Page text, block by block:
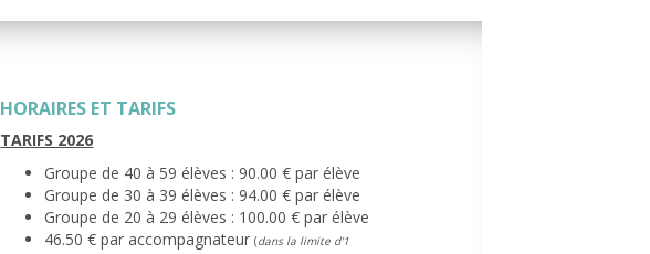
HORAIRES ET TARIFS
TARIFS 2026
Groupe de 40 à 59 élèves : 90.00 € par élève
Groupe de 30 à 39 élèves : 94.00 € par élève
Groupe de 20 à 29 élèves : 100.00 € par élève
46.50 € par accompagnateur(dans la limite d'1